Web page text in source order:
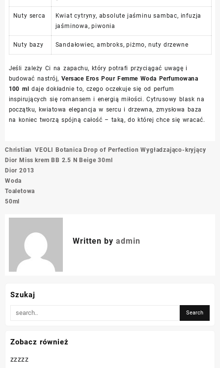
Nuty serca
Kwiat cytryny, absolute jaśminu sambac, infuzja
jaśminowa, piwonia
Nuty bazy Sandałowiec, ambroks, piżmo, nuty drzewne
Jeśli zależy Ci na zapachu, który potrafi przyciągać uwagę i
budować nastrój, Versace Eros Pour Femme Woda Perfumowana
100 mldaje dokładnie to, czego oczekuje się od perfum
inspirujących się romansem i energią miłości. Cytrusowy blask na
początku, kwiatowa elegancja w sercu i drzewna, zmysłowa baza
na koniec tworzą spójną całość – taką, do której chce się wracać.
Nawigacja
wpisu
Christian
Dior Miss
Dior 2013
Woda
Toaletowa
50ml
VEOLI Botanica Drop of Perfection Wygładzająco-kryjący
krem BB 2.5 N Beige 30ml
Written by admin
Szukaj
Zobacz również
zzzzz